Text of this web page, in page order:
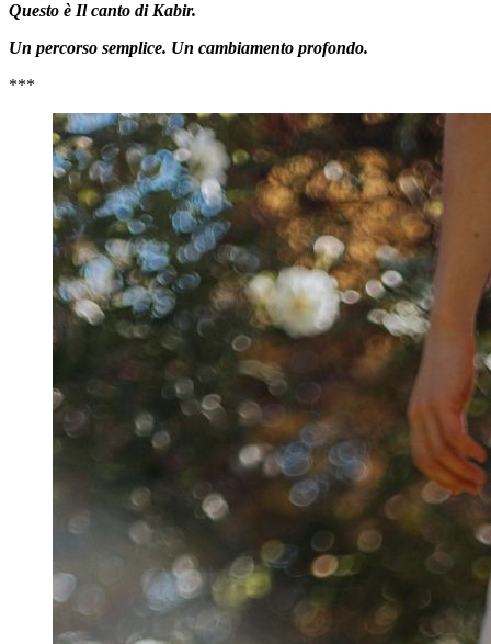
Questo è Il canto di Kabir.
Un percorso semplice. Un cambiamento profondo.
***